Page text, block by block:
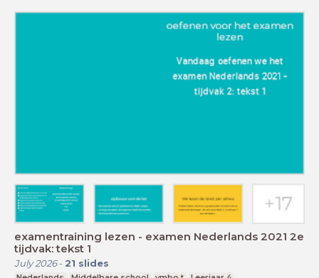
examentraining lezen - examen Nederlands 2021 2e
tijdvak: tekst 1
July 2026- 21 slides